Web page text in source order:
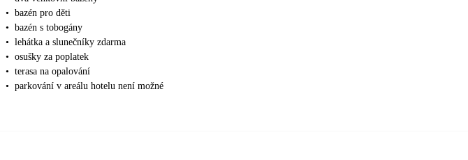
• bazén pro děti
• bazén s tobogány
• lehátka a slunečníky zdarma
• osušky za poplatek
• terasa na opalování
• parkování v areálu hotelu není možné